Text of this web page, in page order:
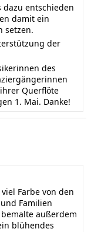
dazu entschieden
damit ein
setzen.
der
des
Querflöte
1. Mai. Danke!
Farbe von den
Familien
außerdem
blühendes